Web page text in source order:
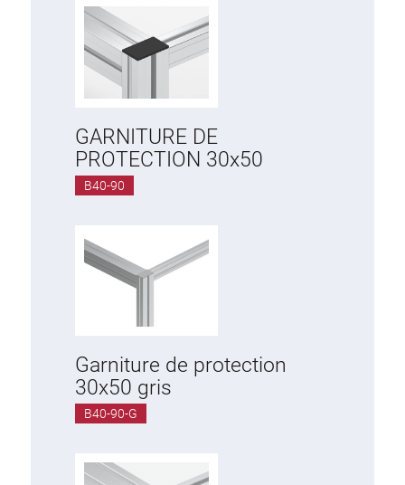
GARNITURE DE
PROTECTION 30x50
B40-90
Garniture de protection
30x50 gris
B40-90-G